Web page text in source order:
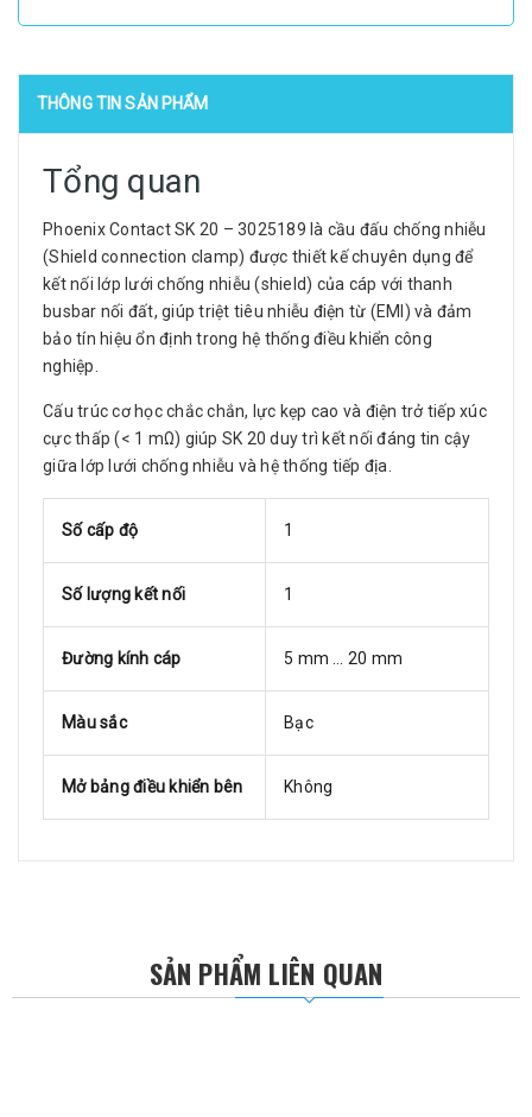
THÔNG TIN SẢN PHẨM
Tổng quan
Phoenix Contact SK 20 – 3025189 là cầu đấu chống nhiễu
(Shield connection clamp) được thiết kế chuyên dụng để
kết nối lớp lưới chống nhiễu (shield) của cáp với thanh
busbar nối đất, giúp triệt tiêu nhiễu điện từ (EMI) và đảm
bảo tín hiệu ổn định trong hệ thống điều khiển công
nghiệp.
Cấu trúc cơ học chắc chắn, lực kẹp cao và điện trở tiếp xúc
cực thấp (< 1 mΩ) giúp SK 20 duy trì kết nối đáng tin cậy
giữa lớp lưới chống nhiễu và hệ thống tiếp địa.
Số cấp độ 1
Số lượng kết nối 1
Đường kính cáp 5 mm … 20 mm
Màu sắc Bạc
Mở bảng điều khiển bên Không
SẢN PHẨM LIÊN QUAN